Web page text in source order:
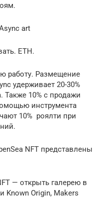
art
ETH.
работу. Размещение
удерживает 20-30%
Также 10% с продажи
инструмента
10% роялти при
NFT представлены
— открыть галерею в
Known Origin, Makers